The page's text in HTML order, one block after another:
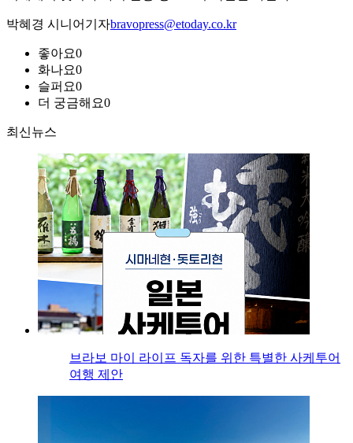
박혜경 시니어기자bravopress@etoday.co.kr
좋아요0
화나요0
슬퍼요0
더 궁금해요0
최신뉴스
브라보 마이 라이프 독자를 위한 특별한 사케투어
여행 제안